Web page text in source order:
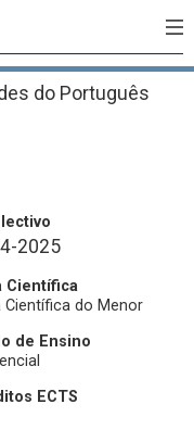
do Português
2025
Científica
Científica do Menor
de Ensino
ECTS